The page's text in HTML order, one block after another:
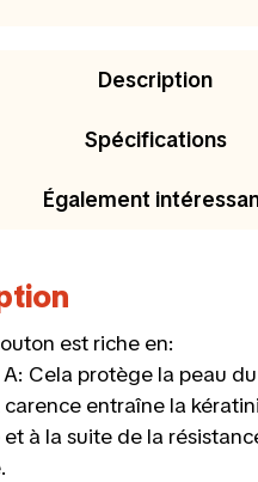
Description
Spécifications
Également
est riche en:
Cela protège la peau
entraîne la
à la suite de la